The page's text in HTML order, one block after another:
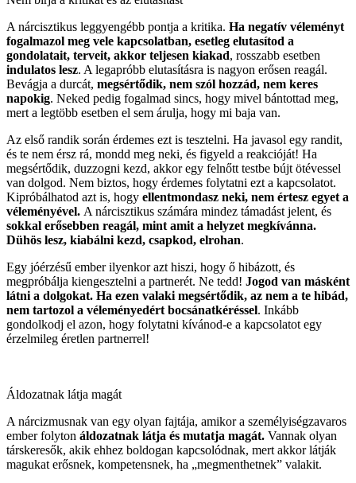
A nárcisztikus leggyengébb pontja a kritika. Ha negatív véleményt
fogalmazol meg vele kapcsolatban, esetleg elutasítod a
gondolatait, terveit, akkor teljesen kiakad, rosszabb esetben
indulatos lesz. A legapróbb elutasításra is nagyon erősen reagál.
Bevágja a durcát, megsértődik, nem szól hozzád, nem keres
napokig. Neked pedig fogalmad sincs, hogy mivel bántottad meg,
mert a legtöbb esetben el sem árulja, hogy mi baja van.
Az első randik során érdemes ezt is tesztelni. Ha javasol egy randit,
és te nem érsz rá, mondd meg neki, és figyeld a reakcióját! Ha
megsértődik, duzzogni kezd, akkor egy felnőtt testbe bújt ötévessel
van dolgod. Nem biztos, hogy érdemes folytatni ezt a kapcsolatot.
Kipróbálhatod azt is, hogy ellentmondasz neki, nem értesz egyet a
véleményével. A nárcisztikus számára mindez támadást jelent, és
sokkal erősebben reagál, mint amit a helyzet megkívánna.
Dühös lesz, kiabálni kezd, csapkod, elrohan.
Egy jóérzésű ember ilyenkor azt hiszi, hogy ő hibázott, és
megpróbálja kiengesztelni a partnerét. Ne tedd! Jogod van másként
látni a dolgokat. Ha ezen valaki megsértődik, az nem a te hibád,
nem tartozol a véleményedért bocsánatkéréssel. Inkább
gondolkodj el azon, hogy folytatni kívánod-e a kapcsolatot egy
érzelmileg éretlen partnerrel!
Áldozatnak látja magát
A nárcizmusnak van egy olyan fajtája, amikor a személyiségzavaros
ember folyton áldozatnak látja és mutatja magát. Vannak olyan
társkeresők, akik ehhez boldogan kapcsolódnak, mert akkor látják
magukat erősnek, kompetensnek, ha „megmenthetnek” valakit.